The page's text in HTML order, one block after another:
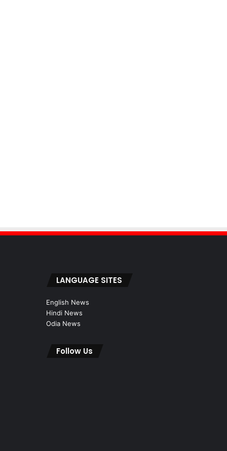
LANGUAGE SITES
English News
Hindi News
Odia News
Follow Us